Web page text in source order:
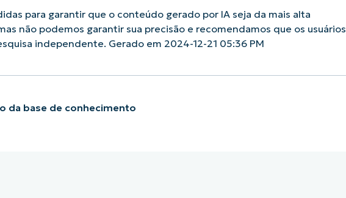
para garantir que o conteúdo gerado por IA seja da mais alta
não podemos garantir sua precisão e recomendamos que os usuários
independente. Gerado em 2024-12-21 05:36 PM
da base de conhecimento